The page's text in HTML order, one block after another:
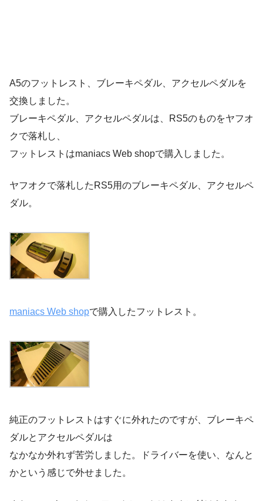
A5のフットレスト、ブレーキペダル、アクセルペダルを
交換しました。
ブレーキペダル、アクセルペダルは、RS5のものをヤフオ
クで落札し、
フットレストはmaniacs Web shopで購入しました。
ヤフオクで落札したRS5用のブレーキペダル、アクセルペ
ダル。
maniacs Web shopで購入したフットレスト。
純正のフットレストはすぐに外れたのですが、ブレーキペ
ダルとアクセルペダルは
なかなか外れず苦労しました。ドライバーを使い、なんと
かという感じで外せました。